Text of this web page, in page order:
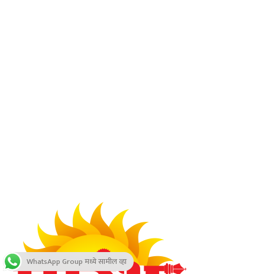
WhatsApp Group मध्ये सामील व्हा